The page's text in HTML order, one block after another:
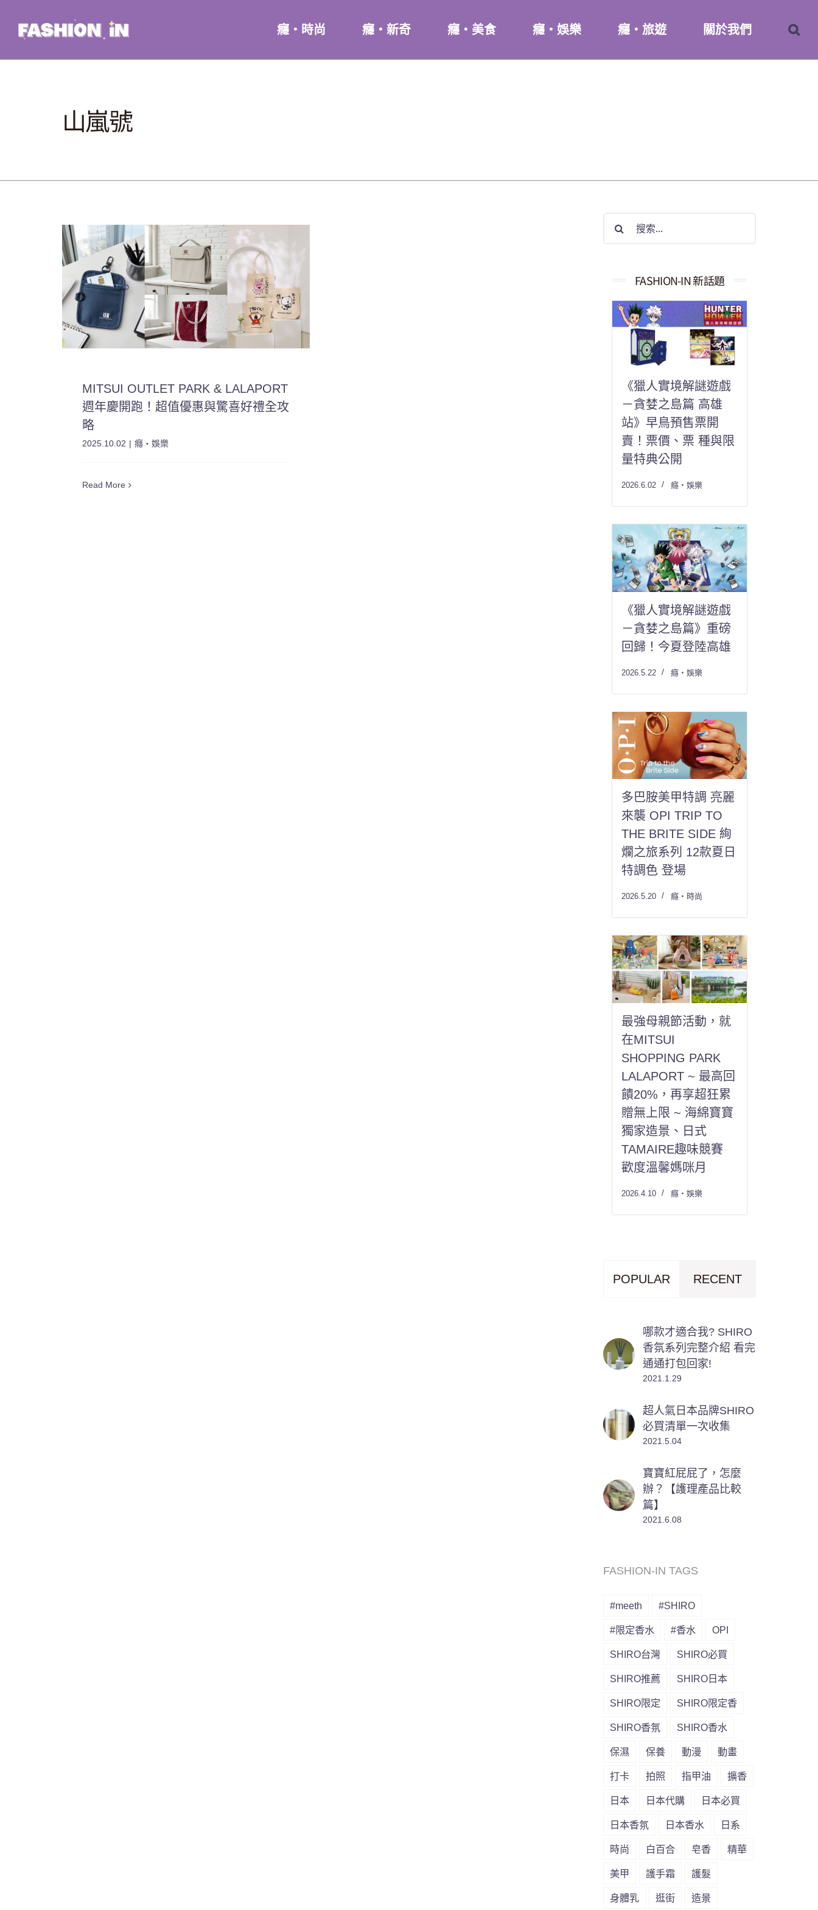
癮・時尚 癮・新奇 癮・美食 癮・娛樂 癮・旅遊 關於我們
山嵐號
MITSUI OUTLET PARK & LALAPORT
週年慶開跑！超值優惠與驚喜好禮全攻
略
2025.10.02 | 癮・娛樂
Read More
果：
FASHION-IN 新話題
《獵人實境解謎遊戲
－貪婪之島篇 高雄
站》早鳥預售票開
賣！票價、票 種與限
量特典公開
2026.6.02 癮・娛樂
《獵人實境解謎遊戲
－貪婪之島篇》重磅
回歸！今夏登陸高雄
2026.5.22 癮・娛樂
多巴胺美甲特調 亮麗
來襲 OPI TRIP TO
THE BRITE SIDE 絢
爛之旅系列 12款夏日
特調色 登場
2026.5.20 癮・時尚
最強母親節活動，就
在MITSUI
SHOPPING PARK
LALAPORT ~ 最高回
饋20%，再享超狂累
贈無上限 ~ 海綿寶寶
獨家造景、日式
TAMAIRE趣味競賽
歡度溫馨媽咪月
2026.4.10 癮・娛樂
POPULAR RECENT
哪款才適合我? SHIRO
香氛系列完整介紹 看完
通通打包回家!
2021.1.29
超人氣日本品牌SHIRO
必買清單一次收集
2021.5.04
寶寶紅屁屁了，怎麼
辦？【護理產品比較
篇】
2021.6.08
FASHION-IN TAGS
#meeth #SHIRO
#限定香水 #香水 OPI
SHIRO台灣 SHIRO必買
SHIRO推薦 SHIRO日本
SHIRO限定 SHIRO限定香
SHIRO香氛 SHIRO香水
保濕 保養 動漫 動畫
打卡 拍照 指甲油 擴香
日本 日本代購 日本必買
日本香氛 日本香水 日系
時尚 白百合 皂香 精華
美甲 護手霜 護髮
身體乳 逛街 造景